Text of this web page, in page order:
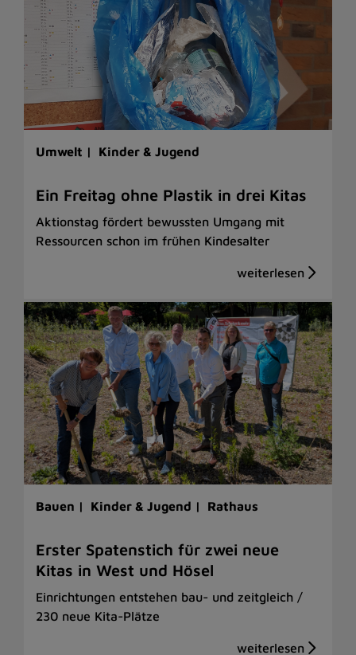
Umwelt | Kinder & Jugend
Ein Freitag ohne Plastik in drei Kitas
Aktionstag fördert bewussten Umgang mit
Ressourcen schon im frühen Kindesalter
Bauen | Kinder & Jugend | Rathaus
Erster Spatenstich für zwei neue
Kitas in West und Hösel
Einrichtungen entstehen bau- und zeitgleich /
230 neue Kita-Plätze